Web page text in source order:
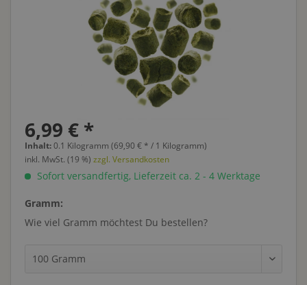
6,99 € *
Inhalt:0.1 Kilogramm (69,90 € * / 1 Kilogramm)
inkl. MwSt. (19 %) zzgl. Versandkosten
Sofort versandfertig, Lieferzeit ca. 2 - 4 Werktage
Gramm:
Wie viel Gramm möchtest Du bestellen?